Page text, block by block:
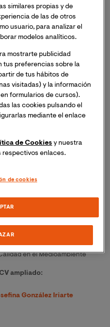
2021.
Simón Bolívar (USB),
1985-2012.
de Control de Calidad
y productos plásticos.
plásticos.
aplicación:
en Productos.
de Producción.
Calidad.
los Estándares Aplicables.
en el Medioambiente
ampliado:
González Iriarte
similares propias y de
de las de otros
usuario, para analizar el
modelos analíticos.
mostrarte publicidad
tus preferencias sobre la
de tus hábitos de
visitadas) y la información
formularios de cursos).
las cookies pulsando el
mediante el enlace
de Cookies y nuestra
respectivos enlaces.
de cookies